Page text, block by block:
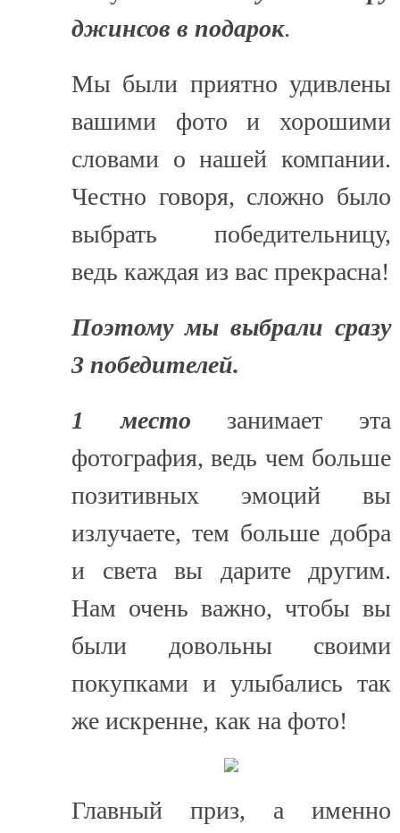
джинсов в подарок.
Мы были приятно удивлены
вашими фото и хорошими
словами о нашей компании.
Честно говоря, сложно было
выбрать победительницу,
ведь каждая из вас прекрасна!
Поэтому мы выбрали сразу
3 победителей.
1 место занимает эта
фотография, ведь чем больше
позитивных эмоций вы
излучаете, тем больше добра
и света вы дарите другим.
Нам очень важно, чтобы вы
были довольны своими
покупками и улыбались так
же искренне, как на фото!
Главный приз, а именно